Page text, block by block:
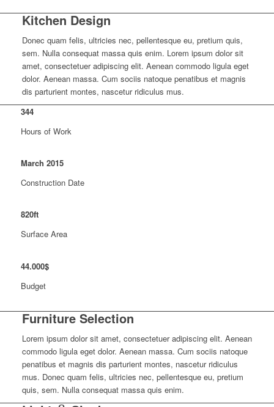
Kitchen Design
Donec quam felis, ultricies nec, pellentesque eu, pretium quis,
sem. Nulla consequat massa quis enim. Lorem ipsum dolor sit
amet, consectetuer adipiscing elit. Aenean commodo ligula eget
dolor. Aenean massa. Cum sociis natoque penatibus et magnis
dis parturient montes, nascetur ridiculus mus.
344
Hours of Work
March 2015
Construction Date
820ft
Surface Area
44.000$
Budget
Furniture Selection
Lorem ipsum dolor sit amet, consectetuer adipiscing elit. Aenean
commodo ligula eget dolor. Aenean massa. Cum sociis natoque
penatibus et magnis dis parturient montes, nascetur ridiculus
mus. Donec quam felis, ultricies nec, pellentesque eu, pretium
quis, sem. Nulla consequat massa quis enim.